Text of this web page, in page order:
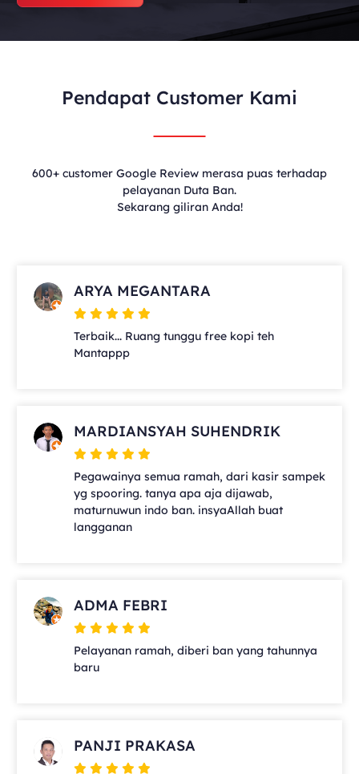
Pendapat Customer Kami
600+ customer Google Review merasa puas terhadap
pelayanan Duta Ban.
Sekarang giliran Anda!
ARYA MEGANTARA
Terbaik... Ruang tunggu free kopi teh
Mantappp
MARDIANSYAH SUHENDRIK
Pegawainya semua ramah, dari kasir sampek
yg spooring. tanya apa aja dijawab,
maturnuwun indo ban. insyaAllah buat
langganan
ADMA FEBRI
Pelayanan ramah, diberi ban yang tahunnya
baru
PANJI PRAKASA